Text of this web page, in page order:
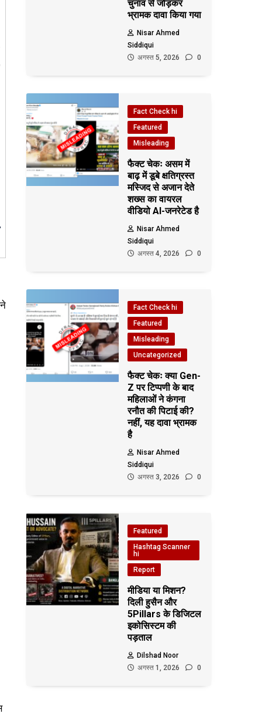
चुनाव से जोड़कर
भ्रामक दावा किया गया
Nisar Ahmed
Siddiqui
अगस्त 5, 2026
0
Fact Check hi
Featured
Misleading
फैक्ट चेकः असम में
बाढ़ में डूबे क्षतिग्रस्त
मस्जिद से अजान देते
शख्स का वायरल
वीडियो AI-जनरेटेड है
Nisar Ahmed
Siddiqui
अगस्त 4, 2026
0
Fact Check hi
Featured
Misleading
Uncategorized
फैक्ट चेकः क्या Gen-
Z पर टिप्पणी के बाद
महिलाओं ने कंगना
रनौत की पिटाई की?
नहीं, यह दावा भ्रामक
है
Nisar Ahmed
Siddiqui
अगस्त 3, 2026
0
Featured
Hashtag Scanner
hi
Report
मीडिया या मिशन?
दिली हुसैन और
5Pillars के डिजिटल
इकोसिस्टम की
पड़ताल
Dilshad Noor
अगस्त 1, 2026
0